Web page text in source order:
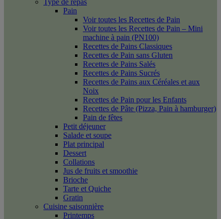
Type de repas
Pain
Voir toutes les Recettes de Pain
Voir toutes les Recettes de Pain – Mini
machine à pain (PN100)
Recettes de Pains Classiques
Recettes de Pain sans Gluten
Recettes de Pains Salés
Recettes de Pains Sucrés
Recettes de Pains aux Céréales et aux
Noix
Recettes de Pain pour les Enfants
Recettes de Pâte (Pizza, Pain à hamburger)
Pain de fêtes
Petit déjeuner
Salade et soupe
Plat principal
Dessert
Collations
Jus de fruits et smoothie
Brioche
Tarte et Quiche
Gratin
Cuisine saisonnière
Printemps